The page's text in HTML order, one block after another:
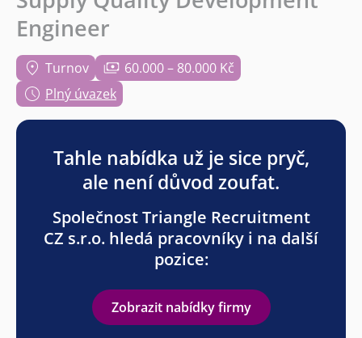
Engineer
Turnov
60.000 – 80.000 Kč
Plný úvazek
Tahle nabídka už je sice pryč,
ale není důvod zoufat.
Společnost Triangle Recruitment
CZ s.r.o. hledá pracovníky i na další
pozice:
Zobrazit nabídky firmy